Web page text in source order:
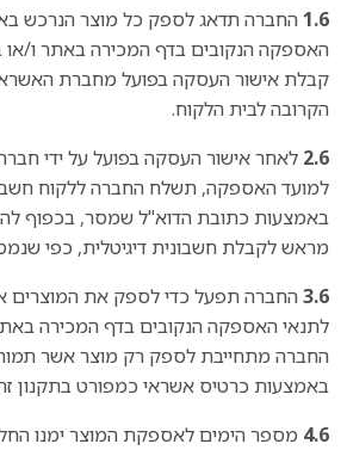
1.6החברה תדאג לספק כל מוצר הנרכש
האספקה הנקובים בדף המכירה באתר ו/או
קבלת אישור העסקה בפועל מחברת
הקרובה לבית הלקוח.
2.6 לאחר אישור העסקה בפועל על ידי
למועד האספקה, תשלח החברה ללקוח
באמצעות כתובת הדוא"ל שמסר, בכפוף
מראש לקבלת חשבונית דיגיטלית, כפי
3.6החברה תפעל כדי לספק את המוצרים
לתנאי האספקה הנקובים בדף המכירה
החברה מתחייבת לספק רק מוצר אשר
באמצעות כרטיס אשראי כמפורט בתקנון
4.6 מספר הימים לאספקת המוצר ימנו